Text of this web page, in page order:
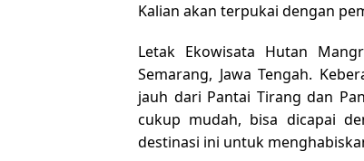
Kalian akan terpukai dengan
Letak Ekowisata Hutan
Semarang, Jawa Tengah.
jauh dari Pantai Tirang dan
cukup mudah, bisa dicapai
destinasi ini untuk